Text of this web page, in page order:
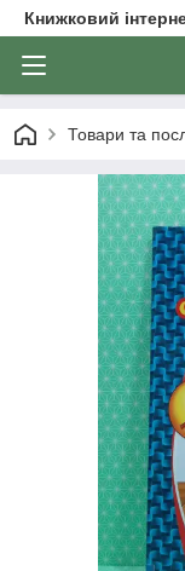
Книжковий
Товари та